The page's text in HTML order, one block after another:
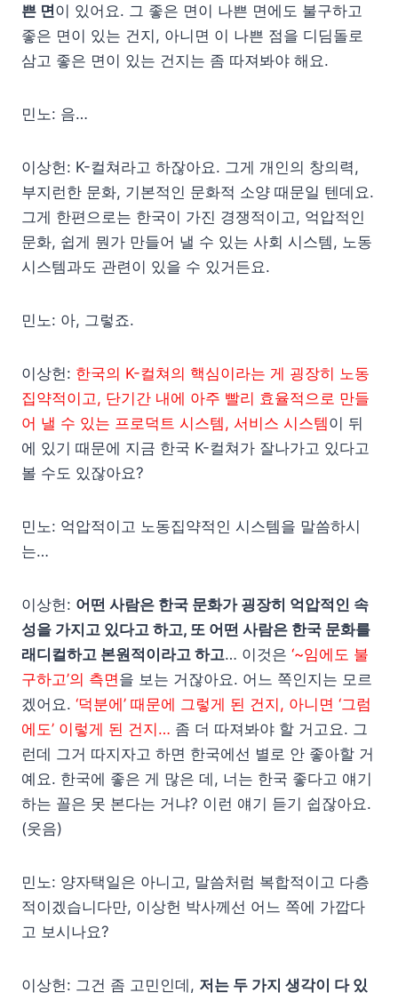
쁜 면이 있어요. 그 좋은 면이 나쁜 면에도 불구하고
좋은 면이 있는 건지, 아니면 이 나쁜 점을 디딤돌로
삼고 좋은 면이 있는 건지는 좀 따져봐야 해요.
민노: 음…
이상헌: K-컬쳐라고 하잖아요. 그게 개인의 창의력,
부지런한 문화, 기본적인 문화적 소양 때문일 텐데요.
그게 한편으로는 한국이 가진 경쟁적이고, 억압적인
문화, 쉽게 뭔가 만들어 낼 수 있는 사회 시스템, 노동
시스템과도 관련이 있을 수 있거든요.
민노: 아, 그렇죠.
이상헌: 한국의 K-컬쳐의 핵심이라는 게 굉장히 노동
집약적이고, 단기간 내에 아주 빨리 효율적으로 만들
어 낼 수 있는 프로덕트 시스템, 서비스 시스템이 뒤
에 있기 때문에 지금 한국 K-컬쳐가 잘나가고 있다고
볼 수도 있잖아요?
민노: 억압적이고 노동집약적인 시스템을 말씀하시
는…
이상헌: 어떤 사람은 한국 문화가 굉장히 억압적인 속
성을 가지고 있다고 하고, 또 어떤 사람은 한국 문화를
래디컬하고 본원적이라고 하고… 이것은 ‘~임에도 불
구하고’의 측면을 보는 거잖아요. 어느 쪽인지는 모르
겠어요. ‘덕분에’ 때문에 그렇게 된 건지, 아니면 ‘그럼
에도’ 이렇게 된 건지… 좀 더 따져봐야 할 거고요. 그
런데 그거 따지자고 하면 한국에선 별로 안 좋아할 거
예요. 한국에 좋은 게 많은 데, 너는 한국 좋다고 얘기
하는 꼴은 못 본다는 거냐? 이런 얘기 듣기 쉽잖아요.
(웃음)
민노: 양자택일은 아니고, 말씀처럼 복합적이고 다층
적이겠습니다만, 이상헌 박사께선 어느 쪽에 가깝다
고 보시나요?
이상헌: 그건 좀 고민인데, 저는 두 가지 생각이 다 있